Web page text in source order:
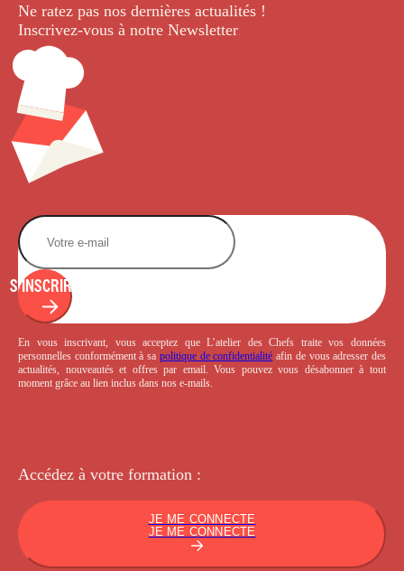
Ne ratez pas nos dernières actualités !
Inscrivez-vous à notre Newsletter.
S'INSCRIRE
En vous inscrivant, vous acceptez que L’atelier des Chefs traite vos données
personnelles conformément à sa politique de confidentialité afin de vous adresser des
actualités, nouveautés et offres par email. Vous pouvez vous désabonner à tout
moment grâce au lien inclus dans nos e-mails.
Accédez à votre formation :
JE ME CONNECTE
JE ME CONNECTE